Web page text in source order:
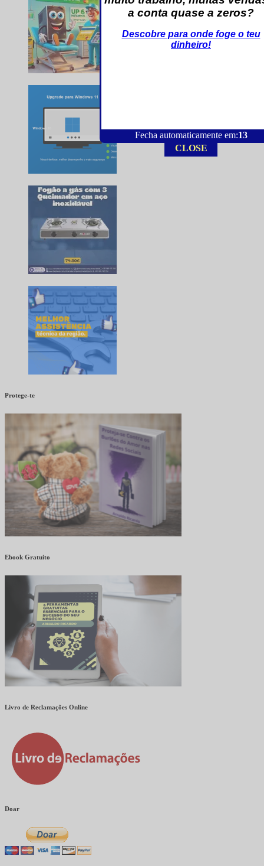
Protege-te
Ebook Gratuito
Livro de Reclamações Online
Doar
Fecha automaticamente em:12
a conta quase a zeros?
Descobre para onde foge o teu
dinheiro!
CLOSE